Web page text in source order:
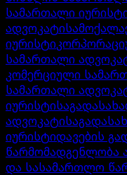
სამართალი
ადვოკატი
იურისტი
სამართალი
კომერციული
სამართალი
იურისტი
ადვოკატი
იურისტიდავების
წარმომადგენლობა
და სასამართლო